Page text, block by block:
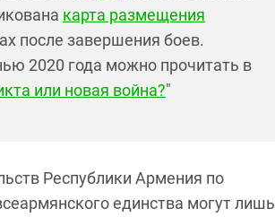
карта размещения
после завершения боев.
2020 года можно прочитать в
или новая война?"
Республики Армения по
единства могут лишь